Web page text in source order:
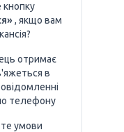
кнопку
, якщо вам
отримає
в
телефону
умови